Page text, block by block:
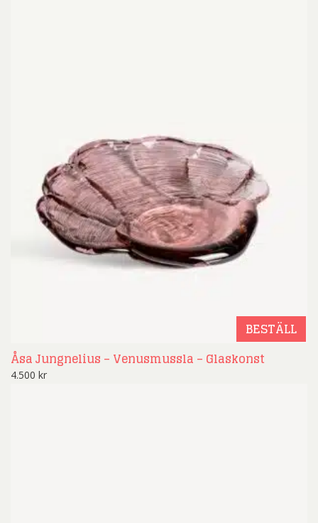
BESTÄLL
Åsa Jungnelius – Venusmussla – Glaskonst
4.500 kr